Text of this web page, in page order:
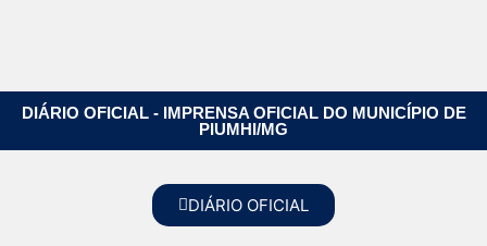
DIÁRIO OFICIAL - IMPRENSA OFICIAL DO MUNICÍPIO DE
PIUMHI/MG
DIÁRIO OFICIAL